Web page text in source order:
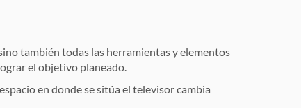
también todas las herramientas y elementos
el objetivo planeado.
en donde se sitúa el televisor cambia